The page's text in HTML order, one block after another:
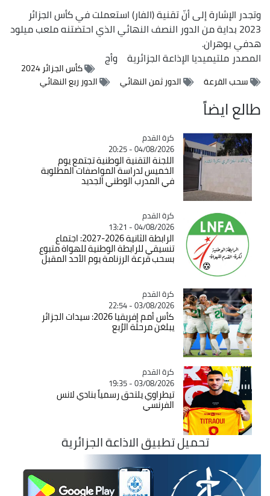
وتجدر الإشارة إلى أنّ تقنية (الفار) استعملت في كأس الجزائر
2023 بداية من الدور النصف النهائي الذي احتضتنه ملعب ميلود
هدفي بوهران.
المصدرملتيميديا الإذاعة الجزائرية وأج
كأس الجزائر 2024
سحب القرعة
الدور ثمن النهائي الدور ربع النهائي
طالع ايضاً
Catégorie
كرة القدم
04/08/2026 - 20:25
اللجنة التقنية الوطنية تجتمع يوم
الخميس لدراسة المواصفات المطلوبة
في المدرب الوطني الجديد
Catégorie
كرة القدم
04/08/2026 - 13:21
الرابطة الثانية 2026-2027: اجتماع
تنسيقي للرابطة الوطنية للهواة متبوع
بسحب قرعة الرزنامة يوم الأحد المقبل
Catégorie
كرة القدم
03/08/2026 - 22:54
كأس أمم إفريقيا 2026: سيدات الجزائر
يبلغن مرحلة الرُبع
Catégorie
كرة القدم
03/08/2026 - 19:35
تيطراوي يلتحق رسمياً بنادي لانس
الفرنسي
تحميل تطبيق الاذاعة الجزائرية